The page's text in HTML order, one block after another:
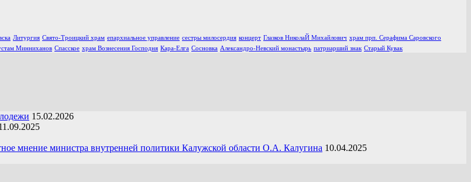
Литургия Свято-Троицкий храм епархиальное управление сестры милосердия концерт Глазков НиколаЙ Михайлович храм прп. Серафима Саровского
Минниханов Спасское храм Вознесения Господня Кара-Елга Сосновка Александро-Невский монастырь патриарший знак Старый Кувак
15.02.2026
мнение министра внутренней политики Калужской области О.А. Калугина 10.04.2025